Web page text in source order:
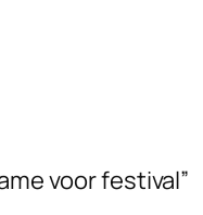
voor festival”